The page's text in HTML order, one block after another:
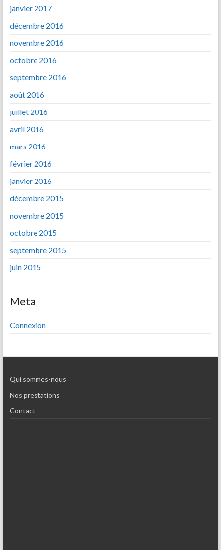
janvier 2017
décembre 2016
novembre 2016
octobre 2016
septembre 2016
août 2016
juillet 2016
avril 2016
mars 2016
février 2016
janvier 2016
décembre 2015
novembre 2015
octobre 2015
septembre 2015
juin 2015
Meta
Connexion
Qui sommes-nous
Nos prestations
Contact